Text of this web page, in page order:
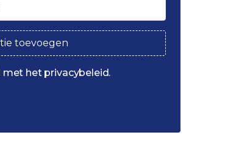
toevoegen
het privacybeleid.